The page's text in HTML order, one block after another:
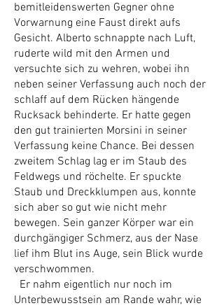
bemitleidenswerten Gegner ohne
Vorwarnung eine Faust direkt aufs
Gesicht. Alberto schnappte nach Luft,
ruderte wild mit den Armen und
versuchte sich zu wehren, wobei ihn
neben seiner Verfassung auch noch der
schlaff auf dem Rücken hängende
Rucksack behinderte. Er hatte gegen
den gut trainierten Morsini in seiner
Verfassung keine Chance. Bei dessen
zweitem Schlag lag er im Staub des
Feldwegs und röchelte. Er spuckte
Staub und Dreckklumpen aus, konnte
sich aber so gut wie nicht mehr
bewegen. Sein ganzer Körper war ein
durchgängiger Schmerz, aus der Nase
lief ihm Blut ins Auge, sein Blick wurde
verschwommen.
Er nahm eigentlich nur noch im
Unterbewusstsein am Rande wahr, wie